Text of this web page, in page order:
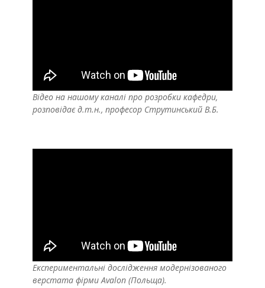
Відео на нашому каналі про розробки кафедри,
розповідає д.т.н., професор Струтинський В.Б.
Експериментальні дослідження модернізованого
верстата фірми Avalon (Польща).